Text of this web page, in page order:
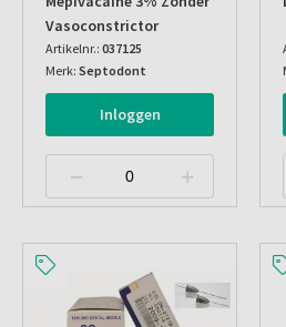
Vasoconstrictor
Artikelnr.: 037125
Merk: Septodont
Inloggen